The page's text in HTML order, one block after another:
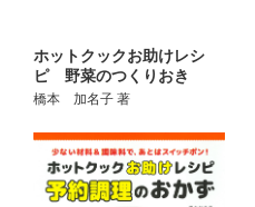
ホットクックお助けレシ
ピ 野菜のつくりおき
橋本 加名子 著